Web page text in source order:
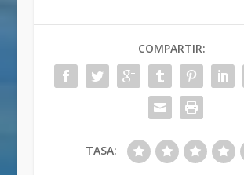
COMPARTIR:
TASA: